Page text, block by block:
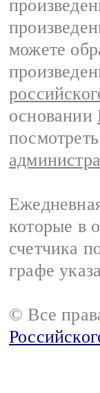
можете
основании
которые в
счетчика
графе
© Все